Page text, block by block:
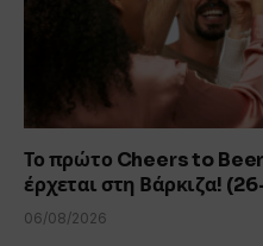
Το πρώτο Cheers to
έρχεται στη Βάρκιζα!
06/08/2026